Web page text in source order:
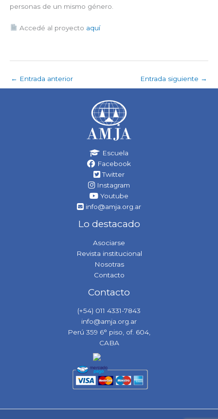
personas de un mismo género.
Accedé al proyecto aquí
← Entrada anterior Entrada siguiente →
Escuela
Facebook
Twitter
Instagram
Youtube
info@amja.org.ar
Lo destacado
Asociarse
Revista institucional
Nosotras
Contacto
Contacto
(+54) 011 4331-7843
info@amja.org.ar
Perú 359 6° piso, of. 604,
CABA